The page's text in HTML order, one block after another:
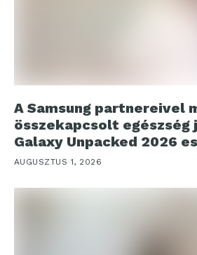
A Samsung partnereivel
összekapcsolt egészség
Galaxy Unpacked 2026
AUGUSZTUS 1, 2026